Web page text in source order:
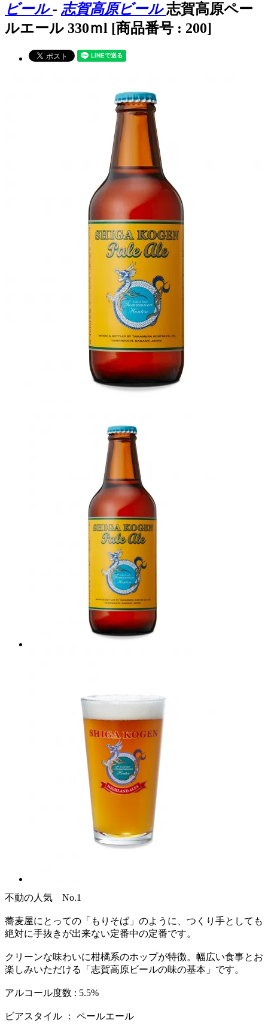
ビール- 志賀高原ビール志賀高原ペー
ルエール 330ｍl [商品番号 : 200]
不動の人気 No.1
蕎麦屋にとっての「もりそば」のように、つくり手としても
絶対に手抜きが出来ない定番中の定番です。
クリーンな味わいに柑橘系のホップが特徴。幅広い食事とお
楽しみいただける「志賀高原ビールの味の基本」です。
アルコール度数 : 5.5%
ビアスタイル ： ペールエール